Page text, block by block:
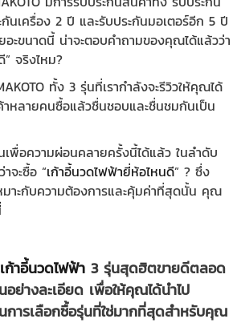
เครื่อง 2 ปี และรับประกันมอเตอร์อีก 5 ปี
อะขนาดนี้ น่าจะตอบคำถามของคุณได้แล้วว่า
จริงไหม?
ทั้ง 3 รุ่นที่เรากำลังจะรีวิวให้คุณได้
หลายคนซื้อแล้วชื่นชอบและชื่นชมกันเป็น
พื่อความผ่อนคลายครั้งนี้ได้แล้ว ในลำดับ
จะซื้อ “เก้าอี้นวดไฟฟ้ายี่ห้อไหนดี” ? ซึ่ง
มาะกับความต้องการและคุ้มค่าที่สุดนั้น คุณ
ก้าอี้นวดไฟฟ้า 3 รุ่นสุดฮิตขายดีตลอด
ย่างละเอียด เพื่อให้คุณได้นำไป
การเลือกซื้อรุ่นที่ใช่มากที่สุดสำหรับคุณ